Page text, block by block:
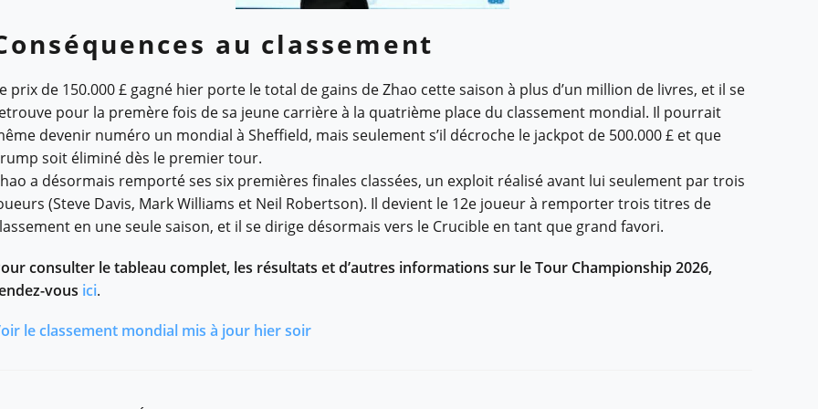
au classement
prix de 150.000 £ gagné hier porte le total de gains de Zhao cette saison à plus d’un million de livres, et il se
pour la premère fois de sa jeune carrière à la quatrième place du classement mondial. Il pourrait
devenir numéro un mondial à Sheffield, mais seulement s’il décroche le jackpot de 500.000 £ et que
soit éliminé dès le premier tour.
a désormais remporté ses six premières finales classées, un exploit réalisé avant lui seulement par trois
(Steve Davis, Mark Williams et Neil Robertson). Il devient le 12e joueur à remporter trois titres de
en une seule saison, et il se dirige désormais vers le Crucible en tant que grand favori.
consulter le tableau complet, les résultats et d’autres informations sur le Tour Championship 2026,
vous ici.
le classement mondial mis à jour hier soir